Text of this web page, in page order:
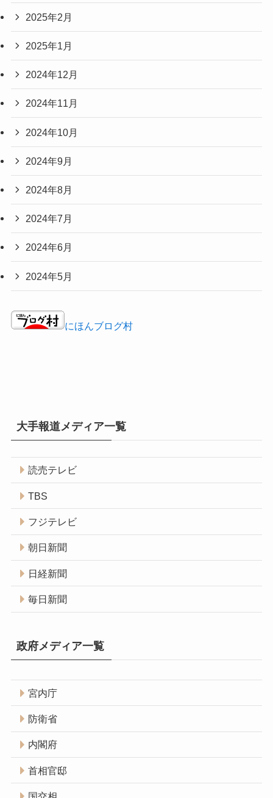
2025年2月
2025年1月
2024年12月
2024年11月
2024年10月
2024年9月
2024年8月
2024年7月
2024年6月
2024年5月
にほんブログ村
大手報道メディア一覧
読売テレビ
TBS
フジテレビ
朝日新聞
日経新聞
毎日新聞
政府メディア一覧
宮内庁
防衛省
内閣府
首相官邸